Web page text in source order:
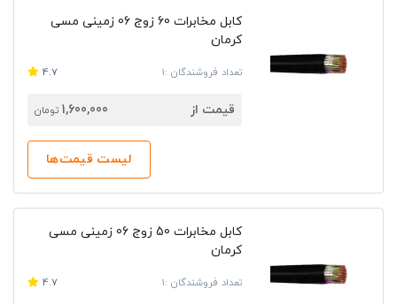
کابل مخابرات 60 زوج 06 زمینی مسی
کرمان
تعداد فروشندگان :1 4.7
قیمت از 1,600,000 تومان
لیست قیمت‌ها
کابل مخابرات 50 زوج 06 زمینی مسی
کرمان
تعداد فروشندگان :1 4.7